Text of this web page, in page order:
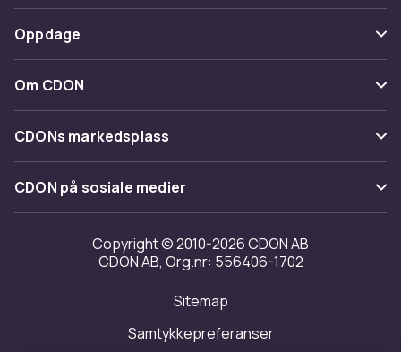
Spor pakke
Angre & returner her
Kontakt oss
Betaling
Levering
Tilbakekallinger
Oppdage
Kategorier
Varemerker
Om CDON
Om oss
Kundeanmeldelser
Jobbe på CDON
Investor relations
Tilgjengelighet
CDONs markedsplass
Merchant Help Center
CDON på sosiale medier
Copyright © 2010-2026 CDON AB
CDON AB, Org.nr: 556406-1702
Sitemap
Samtykkepreferanser